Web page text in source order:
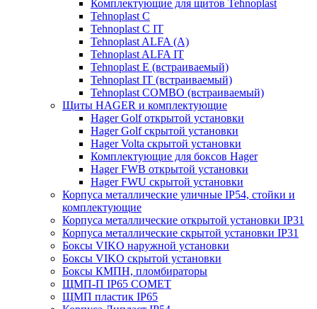
Комплектующие для щитов Tehnoplast
Tehnoplast C
Tehnoplast C IT
Tehnoplast ALFA (А)
Tehnoplast ALFA IT
Tehnoplast E (встраиваемый)
Tehnoplast IT (встраиваемый)
Tehnoplast COMBO (встраиваемый)
Щиты HAGER и комплектующие
Hager Golf открытой установки
Hager Golf скрытой установки
Hager Volta скрытой установки
Комплектующие для боксов Hager
Hager FWB открытой установки
Hager FWU скрытой установки
Корпуса металлические уличные IP54, стойки и
комплектующие
Корпуса металлические открытой установки IP31
Корпуса металлические скрытой установки IP31
Боксы VIKO наружной установки
Боксы VIKO скрытой установки
Боксы КМПН, пломбираторы
ЩМП-П IP65 COMET
ЩМП пластик IP65